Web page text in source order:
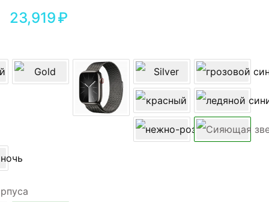
23,919₽